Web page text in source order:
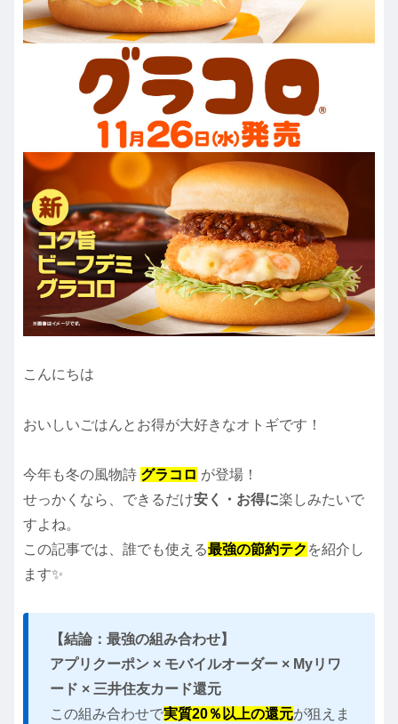
こんにちは
おいしいごはんとお得が大好きなオトギです！
今年も冬の風物詩 グラコロ が登場！
せっかくなら、できるだけ安く・お得に楽しみたいで
すよね。
この記事では、誰でも使える最強の節約テク を紹介し
ます✨
【結論：最強の組み合わせ】
アプリクーポン × モバイルオーダー × Myリワ
ード × 三井住友カード還元
この組み合わせで実質20％以上の還元が狙えま